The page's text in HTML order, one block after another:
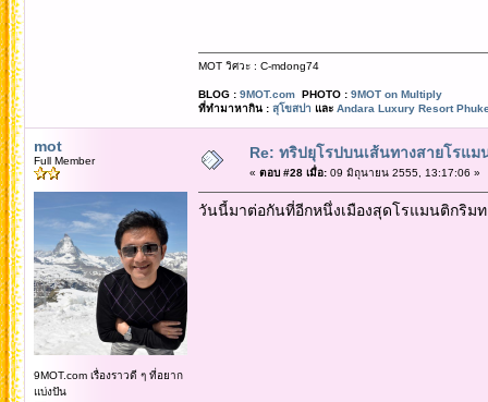
MOT วิศวะ : C-mdong74
BLOG : 9MOT.comPHOTO : 9MOT on Multiply
ที่ทำมาหากิน : สุโขสปา และ Andara Luxury Resort
mot
Full Member
9MOT.com เรื่องราวดี ๆ ที่อยาก
แบ่งปัน
Re: ทริปยุโรปบนเส้นทางสายโรแม
« ตอบ #28 เมื่อ:09 มิถุนายน 2555, 13:17:06 »
วันนี้มาต่อกันที่อีกหนึ่งเมืองสุดโรแมนติกริมท